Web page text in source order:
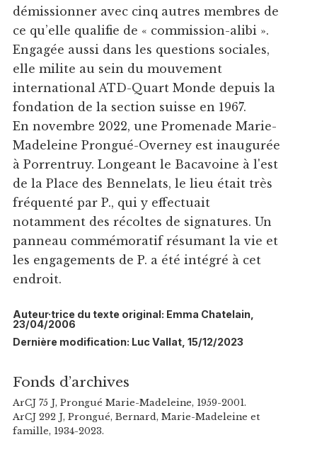
démissionner avec cinq autres membres de
ce qu’elle qualifie de « commission-alibi ».
Engagée aussi dans les questions sociales,
elle milite au sein du mouvement
international ATD-Quart Monde depuis la
fondation de la section suisse en 1967.
En novembre 2022, une Promenade Marie-
Madeleine Prongué-Overney est inaugurée
à Porrentruy. Longeant le Bacavoine à l'est
de la Place des Bennelats, le lieu était très
fréquenté par P., qui y effectuait
notamment des récoltes de signatures. Un
panneau commémoratif résumant la vie et
les engagements de P. a été intégré à cet
endroit.
Auteur·trice du texte original: Emma Chatelain,
23/04/2006
Dernière modification: Luc Vallat, 15/12/2023
Fonds d’archives
ArCJ 75 J, Prongué Marie-Madeleine, 1959-2001.
ArCJ 292 J, Prongué, Bernard, Marie-Madeleine et
famille, 1934-2023.